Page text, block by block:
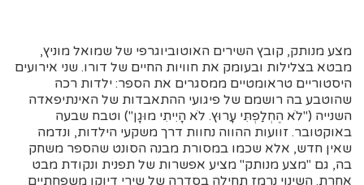
מצע מנותק, קובץ השירים האוטוביוגרפי של שמואל מוניץ,
מבטא בצלילות ובעומק את חוויות החיים של דורו. שני אירועים
היסטוריים טראומטיים ממסגרים את הספר: ילדות רכה
שהוטבע בה רושמם של פיגועי ההתאבדות של האינתיפאדה
השנייה ("לֹא הֶחְלַפְתִּי עָרוּץ. לֹא הָיִיתִי מוּגָן") וטבח שבעה
באוקטובר. זוועות ההווה נחוות דרך משקעי הילדות, ונדמה
שאין חדש, אלא שכמו במסורת מבנה הסונט שהספר משחק
בה, גם "מצע מנותק" מציע אפשרות של תפנית ונקודת מבט
אחרת. השינוי נרמז תחילה בסדרה של שירי דיוקן משפחתיים